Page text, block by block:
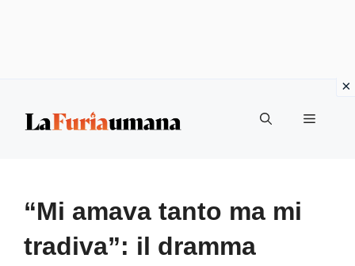
Menu
“Mi amava tanto ma mi
tradiva”: il dramma